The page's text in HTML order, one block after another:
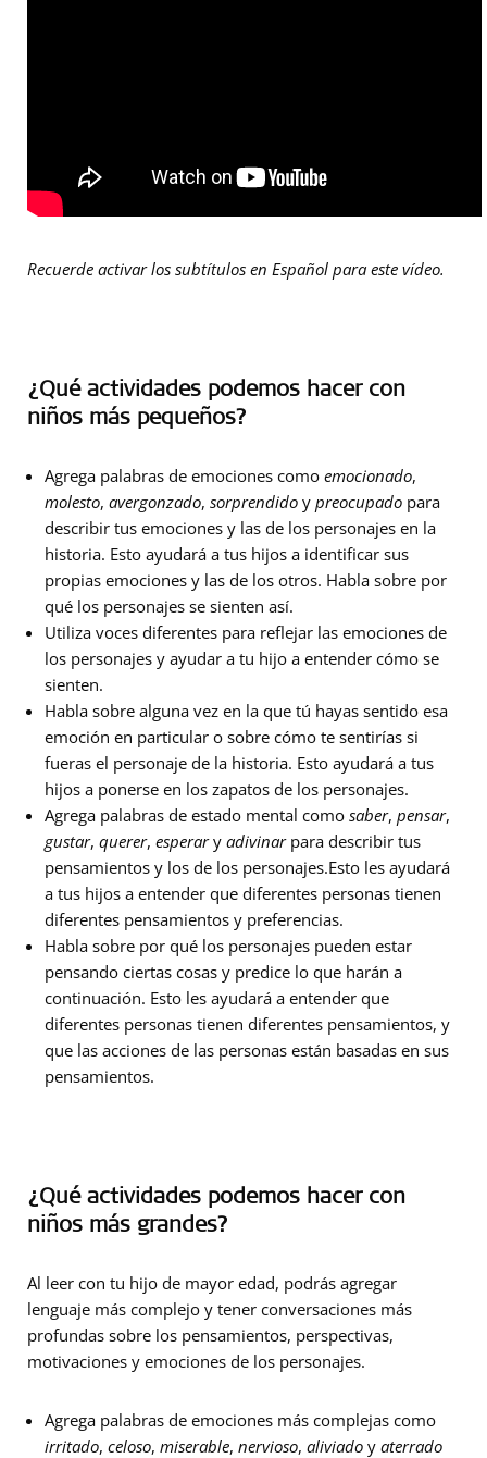
Recuerde activar los subtítulos en Español para este vídeo.
¿Qué actividades podemos hacer con
niños más pequeños?
Agrega palabras de emociones como emocionado,
molesto, avergonzado, sorprendido y preocupado para
describir tus emociones y las de los personajes en la
historia. Esto ayudará a tus hijos a identificar sus
propias emociones y las de los otros. Habla sobre por
qué los personajes se sienten así.
Utiliza voces diferentes para reflejar las emociones de
los personajes y ayudar a tu hijo a entender cómo se
sienten.
Habla sobre alguna vez en la que tú hayas sentido esa
emoción en particular o sobre cómo te sentirías si
fueras el personaje de la historia. Esto ayudará a tus
hijos a ponerse en los zapatos de los personajes.
Agrega palabras de estado mental como saber, pensar,
gustar, querer, esperary adivinarpara describir tus
pensamientos y los de los personajes.Esto les ayudará
a tus hijos a entender que diferentes personas tienen
diferentes pensamientos y preferencias.
Habla sobre por qué los personajes pueden estar
pensando ciertas cosas y predice lo que harán a
continuación. Esto les ayudará a entender que
diferentes personas tienen diferentes pensamientos, y
que las acciones de las personas están basadas en sus
pensamientos.
¿Qué actividades podemos hacer con
niños más grandes?
Al leer con tu hijo de mayor edad, podrás agregar
lenguaje más complejo y tener conversaciones más
profundas sobre los pensamientos, perspectivas,
motivaciones y emociones de los personajes.
Agrega palabras de emociones más complejas como
irritado, celoso, miserable, nervioso, aliviado y aterrado